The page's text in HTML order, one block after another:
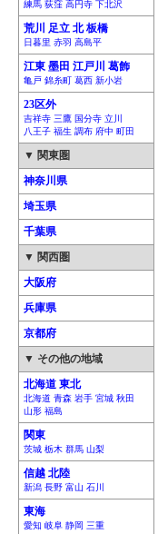
練馬 荻窪 高円寺 下北沢
荒川 足立 北 板橋
日暮里 赤羽 高島平
江東 墨田 江戸川 葛飾
亀戸 錦糸町 葛西 新小岩
23区外
吉祥寺 三鷹 国分寺 立川
八王子 福生 調布 府中 町田
▼ 関東圏
神奈川県
埼玉県
千葉県
▼ 関西圏
大阪府
兵庫県
京都府
▼ その他の地域
北海道 東北
北海道 青森 岩手 宮城 秋田
山形 福島
関東
茨城 栃木 群馬 山梨
信越 北陸
新潟 長野 富山 石川
東海
愛知 岐阜 静岡 三重